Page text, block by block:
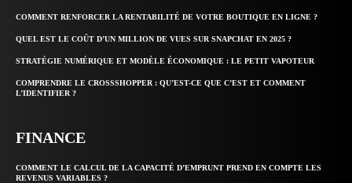
COMMENT RENFORCER LA RENTABILITÉ DE VOTRE BOUTIQUE EN LIGNE ?
QUEL EST LE COÛT D’UN MILLION DE VUES SUR SNAPCHAT EN 2025 ?
STRATÉGIE NUMÉRIQUE ET MODÈLE ÉCONOMIQUE : LE PETIT VAPOTEUR
COMPRENDRE LE CROSSSHOPPER : QU’EST-CE QUE C’EST ET COMMENT
L’IDENTIFIER ?
FINANCE
COMMENT LE CALCUL DE LA CAPACITÉ D’EMPRUNT PREND EN COMPTE LES
REVENUS VARIABLES ?